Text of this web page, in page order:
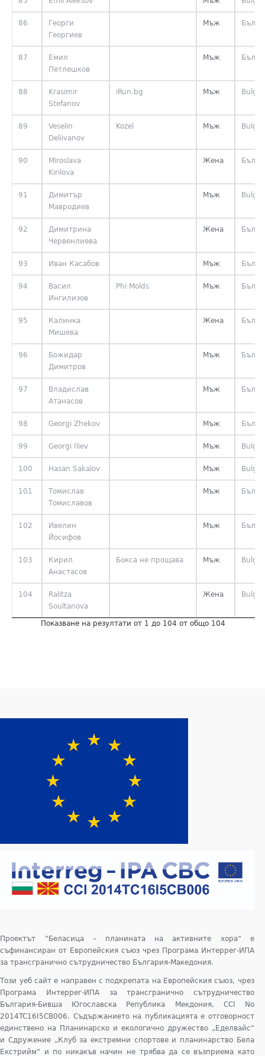
86
Георги
Георгиев
Мъж
87
Емил
Петлешков
Мъж
88
Krasimir
Stefanov
iRun.bg Мъж
89
Veselin
Deliivanov
Kozel Мъж
90
Miroslava
Kirilova
Жена
91
Димитър
Мавродиев
Мъж
92
Димитрина
Червенлиева
Жена
93 Иван Касабов Мъж
94
Васил
Ингилизов
Phi Molds Мъж
95
Калинка
Мишева
Жена
96
Божидар
Димитров
Мъж
97
Владислав
Атанасов
Мъж
98 Georgi Zhekov Мъж
99 Georgi Iliev Мъж
100 Hasan Sakalov Мъж
101
Томислав
Томиславов
Мъж
102
Ивелин
Йосифов
Мъж
103
Кирил
Анастасов
Бокса не прощава Мъж
104
Ralitza
Soultanova
Жена
Показване на резултати от 1 до 104 от общо 104
Проектът “Беласица – планината на активните хора“ е
съфинансиран от Европейския съюз чрез Програма Интеррег-ИПА
за трансгранично сътрудничество България-Македония.
Този уеб сайт е направен с подкрепата на Европейския съюз, чрез
Програма Интеррег-ИПА за трансгранично сътрудничество
България-Бивша Югославска Република Мекдония, CCI No
2014TC16I5CB006. Съдържанието на публикацията е отговорност
единствено на Планинарско и екологично дружество „Еделвайс“
и Сдружение „Клуб за екстремни спортове и планинарство Бела
Екстрийм“ и по никакъв начин не трябва да се възприема като